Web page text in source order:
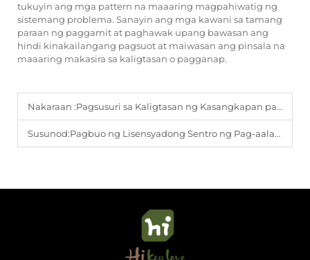
tukuyin ang mga pattern na maaaring magpahiwatig ng
sistemang problema. Sanayin ang mga kawani sa tamang
paraan ng paggamit at paghawak upang bawasan ang
hindi kinakailangang pagsuot at maiwasan ang pinsala na
maaaring makasira sa kaligtasan o pagganap.
Nakaraan :Pagsusuri sa Kaligtasan ng Kasangkapan para sa Pag-aalaga sa Bata: Isang Gabay na Hakbang-hakbang para sa mga Direktor
Susunod:Pagbuo ng Lisensyadong Sentro ng Pag-aalaga sa Bata: Mga Kinakailangang Kasangkapan na Hindi Dapat Kalimutan